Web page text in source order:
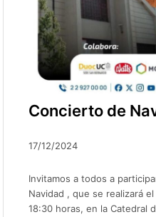
Concierto de
17/12/2024
Invitamos a todos a
Navidad , que se realizará
18:30 horas, en la Catedral